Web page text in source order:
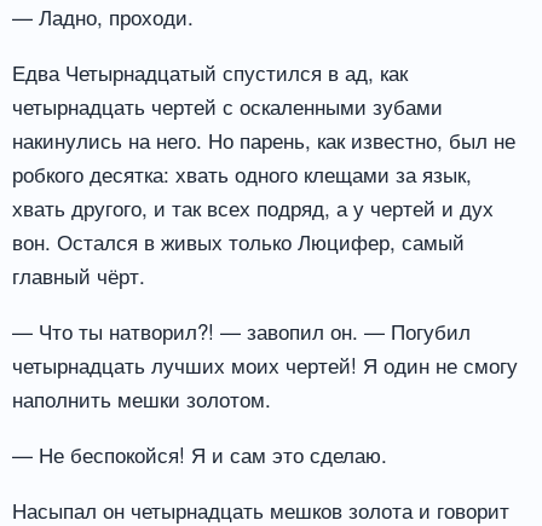
— Ладно, проходи.
Едва Четырнадцатый спустился в ад, как
четырнадцать чертей с оскаленными зубами
накинулись на него. Но парень, как известно, был не
робкого десятка: хвать одного клещами за язык,
хвать другого, и так всех подряд, а у чертей и дух
вон. Остался в живых только Люцифер, самый
главный чёрт.
— Что ты натворил?! — завопил он. — Погубил
четырнадцать лучших моих чертей! Я один не смогу
наполнить мешки золотом.
— Не беспокойся! Я и сам это сделаю.
Насыпал он четырнадцать мешков золота и говорит